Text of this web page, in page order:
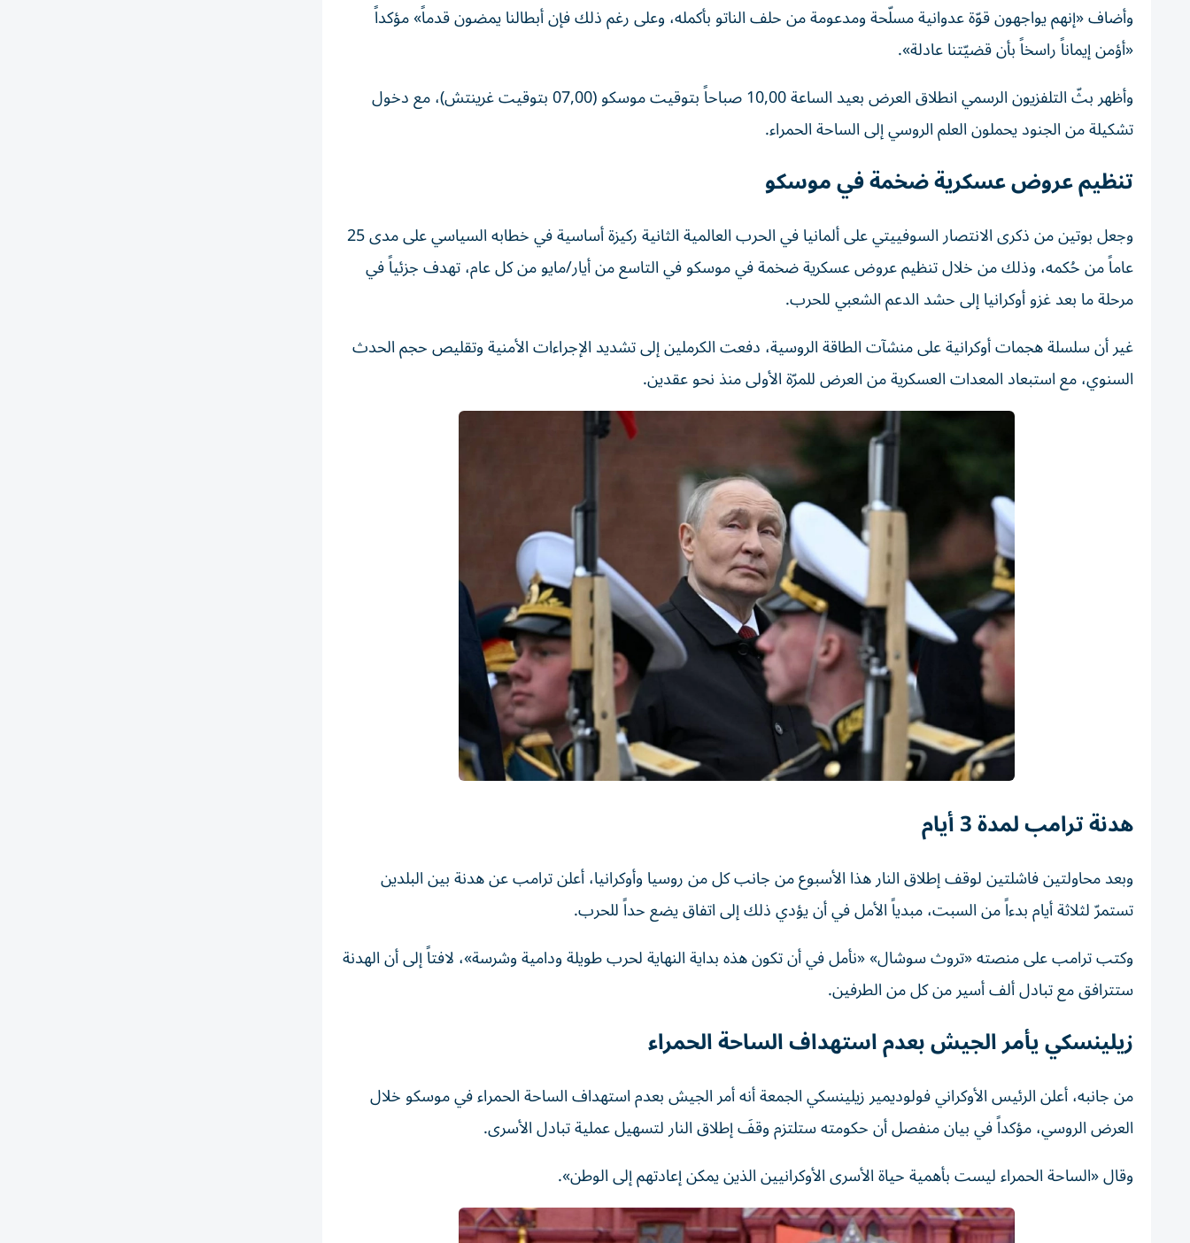
وأضاف «إنهم يواجهون قوّة عدوانية مسلّحة ومدعومة من حلف الناتو بأكمله، وعلى رغم ذلك فإن أبطالنا يمضون قدماً» مؤكداً
«أؤمن إيماناً راسخاً بأن قضيّتنا عادلة».
وأظهر بثّ التلفزيون الرسمي انطلاق العرض بعيد الساعة 10,00 صباحاً بتوقيت موسكو (07,00 بتوقيت غرينتش)، مع دخول
تشكيلة من الجنود يحملون العلم الروسي إلى الساحة الحمراء.
تنظيم عروض عسكرية ضخمة في موسكو
وجعل بوتين من ذكرى الانتصار السوفييتي على ألمانيا في الحرب العالمية الثانية ركيزة أساسية في خطابه السياسي على مدى 25
عاماً من حُكمه، وذلك من خلال تنظيم عروض عسكرية ضخمة في موسكو في التاسع من أيار/مايو من كل عام، تهدف جزئياً في
مرحلة ما بعد غزو أوكرانيا إلى حشد الدعم الشعبي للحرب.
غير أن سلسلة هجمات أوكرانية على منشآت الطاقة الروسية، دفعت الكرملين إلى تشديد الإجراءات الأمنية وتقليص حجم الحدث
السنوي، مع استبعاد المعدات العسكرية من العرض للمرّة الأولى منذ نحو عقدين.
هدنة ترامب لمدة 3 أيام
وبعد محاولتين فاشلتين لوقف إطلاق النار هذا الأسبوع من جانب كل من روسيا وأوكرانيا، أعلن ترامب عن هدنة بين البلدين
تستمرّ لثلاثة أيام بدءاً من السبت، مبدياً الأمل في أن يؤدي ذلك إلى اتفاق يضع حداً للحرب.
وكتب ترامب على منصته «تروث سوشال» «نأمل في أن تكون هذه بداية النهاية لحرب طويلة ودامية وشرسة»، لافتاً إلى أن الهدنة
ستترافق مع تبادل ألف أسير من كل من الطرفين.
زيلينسكي يأمر الجيش بعدم استهداف الساحة الحمراء
من جانبه، أعلن الرئيس الأوكراني فولوديمير زيلينسكي الجمعة أنه أمر الجيش بعدم استهداف الساحة الحمراء في موسكو خلال
العرض الروسي، مؤكداً في بيان منفصل أن حكومته ستلتزم وقفَ إطلاق النار لتسهيل عملية تبادل الأسرى.
وقال «الساحة الحمراء ليست بأهمية حياة الأسرى الأوكرانيين الذين يمكن إعادتهم إلى الوطن».